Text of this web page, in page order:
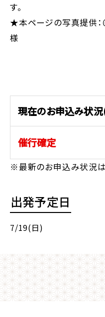
す。
★本ページの写真提供
様
現在のお申込み状
催行確定
※最新のお申込み状況
出発予定日
7/19(日)